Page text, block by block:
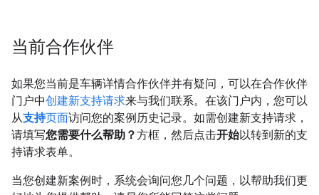
当前合作伙伴
如果您当前是车辆详情合作伙伴并有疑问，可以在合作伙伴
门户中创建新支持请求来与我们联系。在该门户内，您可以
从支持页面访问您的案例历史记录。如需创建新支持请求，
请填写您需要什么帮助？方框，然后点击开始以转到新的支
持请求表单。
当您创建新案例时，系统会询问您几个问题，以帮助我们更